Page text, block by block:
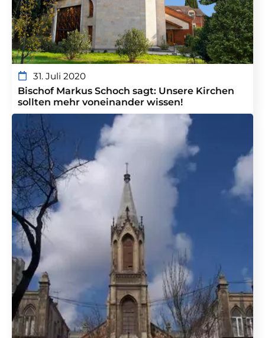
31. Juli 2020
Bischof Markus Schoch sagt: Unsere Kirchen
sollten mehr voneinander wissen!